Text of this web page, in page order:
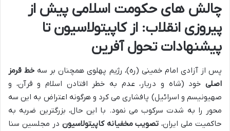
چالش های حکومت اسلامی پیش از
پیروزی انقلاب: از کاپیتولاسیون تا
پیشنهادات تحول آفرین
پس از آزادی امام خمینی (ره)، رژیم پهلوی همچنان بر سه خط قرمز
اصلی خود (شاه و دربار، عدم به خطر افتادن اسلام و قرآن، و
صهیونیسم و اسرائیل) پافشاری می کرد و هرگونه اعتراض به این سه
محور را به شدت سرکوب می نمود. با این حال، بزرگترین ضربه به
حاکمیت ملی ایران، تصویب مخفیانه کاپیتولاسیون در مجلسین سنا